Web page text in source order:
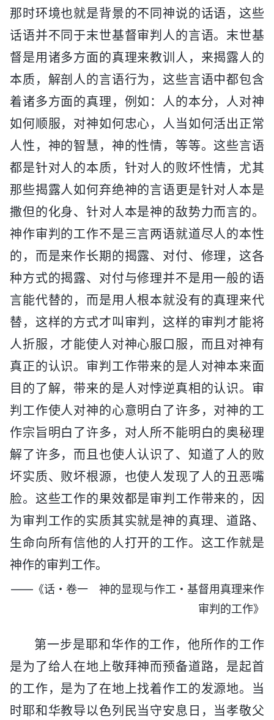
那时环境也就是背景的不同神说的话语，这些
话语并不同于末世基督审判人的言语。末世基
督是用诸多方面的真理来教训人，来揭露人的
本质，解剖人的言语行为，这些言语中都包含
着诸多方面的真理，例如：人的本分，人对神
如何顺服，对神如何忠心，人当如何活出正常
人性，神的智慧，神的性情，等等。这些言语
都是针对人的本质，针对人的败坏性情，尤其
那些揭露人如何弃绝神的言语更是针对人本是
撒但的化身、针对人本是神的敌势力而言的。
神作审判的工作不是三言两语就道尽人的本性
的，而是来作长期的揭露、对付、修理，这各
种方式的揭露、对付与修理并不是用一般的语
言能代替的，而是用人根本就没有的真理来代
替，这样的方式才叫审判，这样的审判才能将
人折服，才能使人对神心服口服，而且对神有
真正的认识。审判工作带来的是人对神本来面
目的了解，带来的是人对悖逆真相的认识。审
判工作使人对神的心意明白了许多，对神的工
作宗旨明白了许多，对人所不能明白的奥秘理
解了许多，而且也使人认识了、知道了人的败
坏实质、败坏根源，也使人发现了人的丑恶嘴
脸。这些工作的果效都是审判工作带来的，因
为审判工作的实质其实就是神的真理、道路、
生命向所有信他的人打开的工作。这工作就是
神作的审判工作。
——《话・卷一 神的显现与作工・基督用真理来作
审判的工作》
第一步是耶和华作的工作，他所作的工作
是为了给人在地上敬拜神而预备道路，是起首
的工作，是为了在地上找着作工的发源地。当
时耶和华教导以色列民当守安息日，当孝敬父